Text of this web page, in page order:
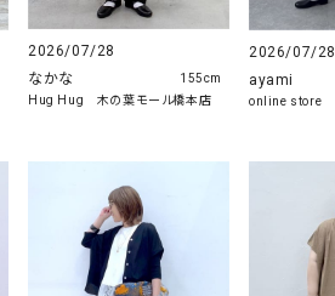
2026/07/28
なかな
Hug Hug 木の葉モール橋本店
155cm
2026/07/28
ayami
online store